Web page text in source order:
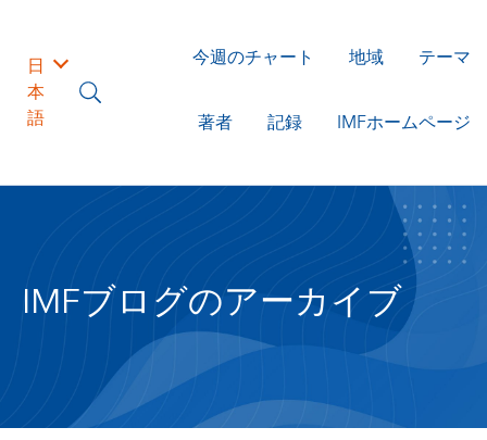
日
本
語
今週のチャート 地域 テーマ
著者 記録 IMFホームページ
IMFブログのアーカイブ